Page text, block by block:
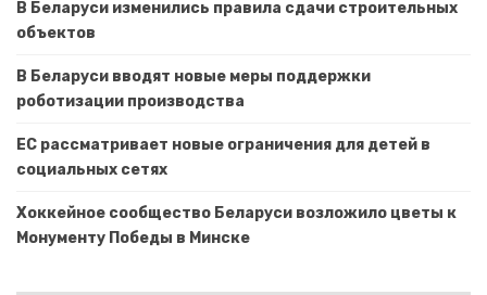
В Беларуси изменились правила сдачи строительных
объектов
В Беларуси вводят новые меры поддержки
роботизации производства
ЕС рассматривает новые ограничения для детей в
социальных сетях
Хоккейное сообщество Беларуси возложило цветы к
Монументу Победы в Минске